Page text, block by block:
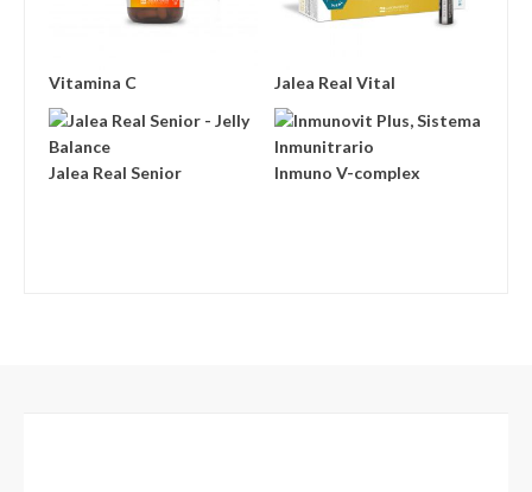
Vitamina C Jalea Real Vital
Jalea Real Senior Inmuno V-complex